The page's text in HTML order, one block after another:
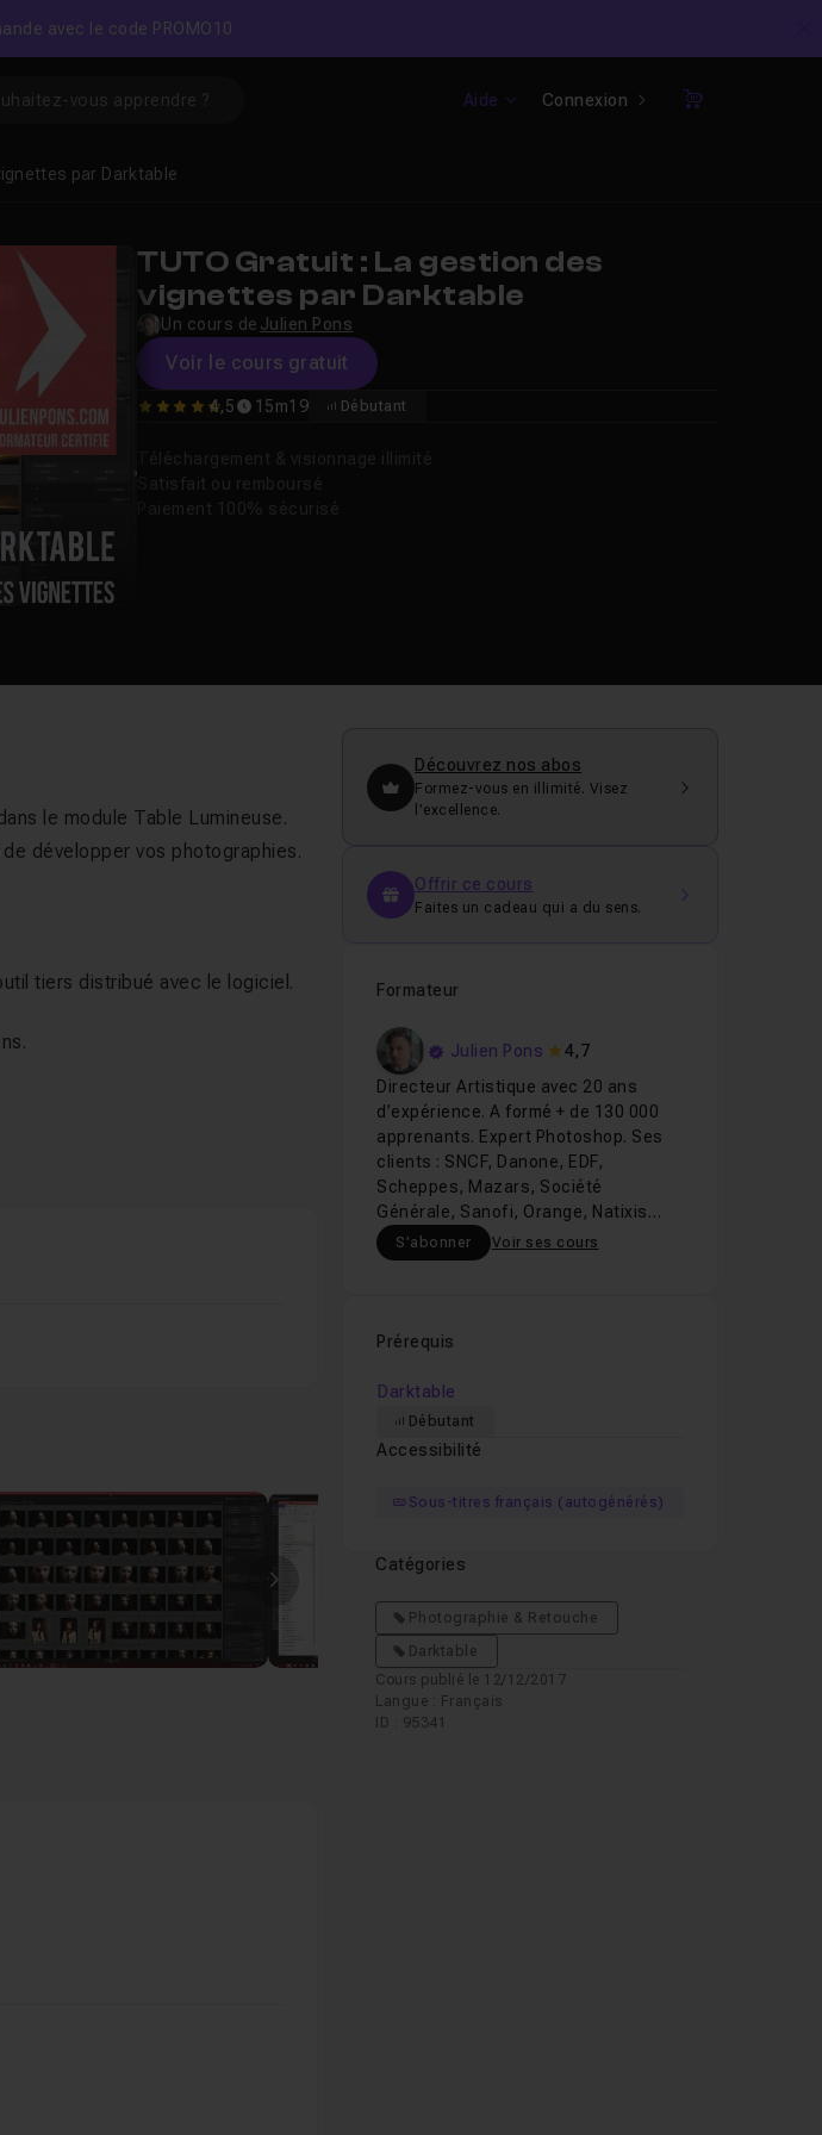
avec le code PROMO10
Aide Connexion
Panier
par Darktable
TUTO Gratuit : La gestion des
vignettes par Darktable
Un cours de Julien Pons
Voir le cours gratuit
4.5 4,5 15m19 Débutant
le module Table Lumineuse.
développer vos photographies.
tiers distribué avec le logiciel.
Images suivantes
Découvrez nos abos
Formez-vous en illimité. Visez
l’excellence.
Offrir ce cours
Faites un cadeau qui a du sens.
Formateur
Julien Pons
4,7
Directeur Artistique avec 20 ans
d’expérience. A formé + de 130 000
apprenants. Expert Photoshop. Ses
clients : SNCF, Danone, EDF,
Scheppes, Mazars, Société
Générale, Sanofi, Orange, Natixis…
S'abonner Voir ses cours
Prérequis
Darktable
Débutant
Accessibilité
Sous-titres français (autogénérés)
Catégories
Photographie & Retouche
Darktable
Cours publié le 12/12/2017
Langue : Français
ID : 95341